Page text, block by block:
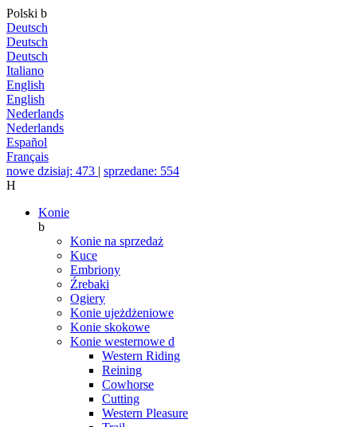
Polski b
Deutsch
Deutsch
Deutsch
Italiano
English
English
Nederlands
Nederlands
Español
Français
nowe dzisiaj: 473 | sprzedane: 554
H
Konie
b
Konie na sprzedaż
Kuce
Embriony
Źrebaki
Ogiery
Konie ujeżdżeniowe
Konie skokowe
Konie westernowe d
Western Riding
Reining
Cowhorse
Cutting
Western Pleasure